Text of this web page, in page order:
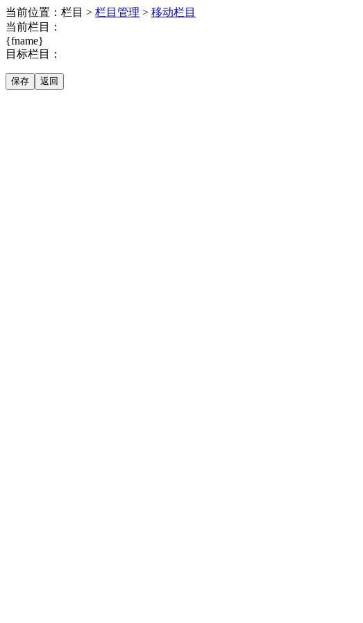
当前位置：栏目 > 栏目管理 > 移动栏目
当前栏目：
{fname}
目标栏目：